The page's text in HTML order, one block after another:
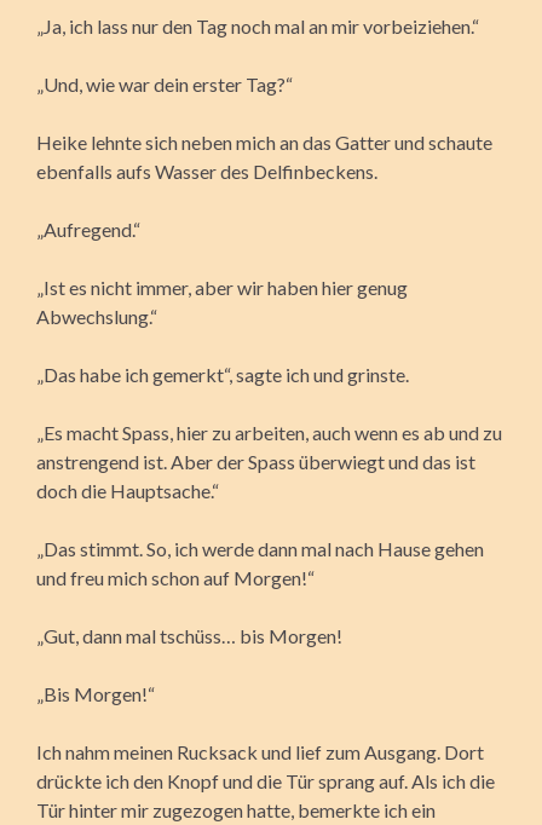
„Ja, ich lass nur den Tag noch mal an mir vorbeiziehen.“
„Und, wie war dein erster Tag?“
Heike lehnte sich neben mich an das Gatter und schaute
ebenfalls aufs Wasser des Delfinbeckens.
„Aufregend.“
„Ist es nicht immer, aber wir haben hier genug
Abwechslung.“
„Das habe ich gemerkt“, sagte ich und grinste.
„Es macht Spass, hier zu arbeiten, auch wenn es ab und zu
anstrengend ist. Aber der Spass überwiegt und das ist
doch die Hauptsache.“
„Das stimmt. So, ich werde dann mal nach Hause gehen
und freu mich schon auf Morgen!“
„Gut, dann mal tschüss… bis Morgen!
„Bis Morgen!“
Ich nahm meinen Rucksack und lief zum Ausgang. Dort
drückte ich den Knopf und die Tür sprang auf. Als ich die
Tür hinter mir zugezogen hatte, bemerkte ich ein